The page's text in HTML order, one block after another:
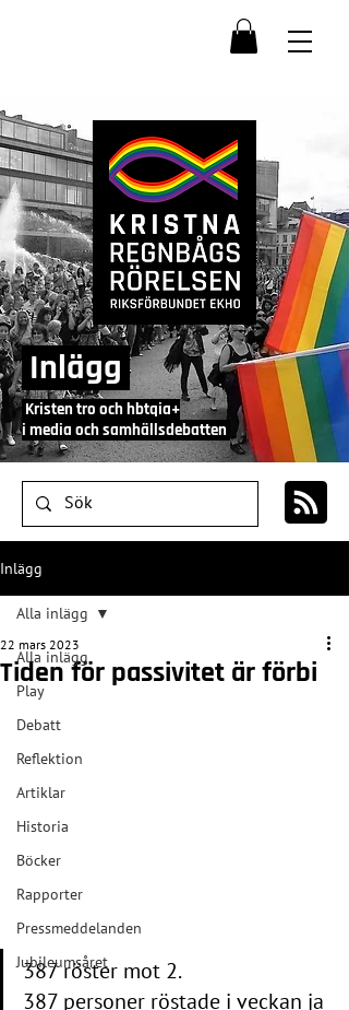
Inlägg
Kristen tro och hbtqia+
i media och samhällsdebatten
Inlägg
Alla inlägg
Play
Debatt
Reflektion
Artiklar
Historia
Böcker
Rapporter
Pressmeddelanden
Jubileumsåret
Alla inlägg
Tiden för passivitet är förbi
22 mars 2023
387 röster mot 2.
387 personer röstade i veckan ja